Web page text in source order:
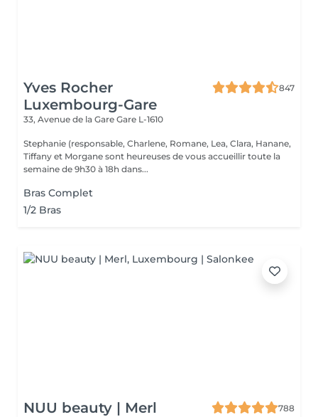
Yves Rocher
Luxembourg-Gare
847
33, Avenue de la Gare Gare L-1610
Stephanie (responsable, Charlene, Romane, Lea, Clara, Hanane,
Tiffany et Morgane sont heureuses de vous accueillir toute la
semaine de 9h30 à 18h dans...
Bras Complet
1/2 Bras
NUU beauty | Merl
788